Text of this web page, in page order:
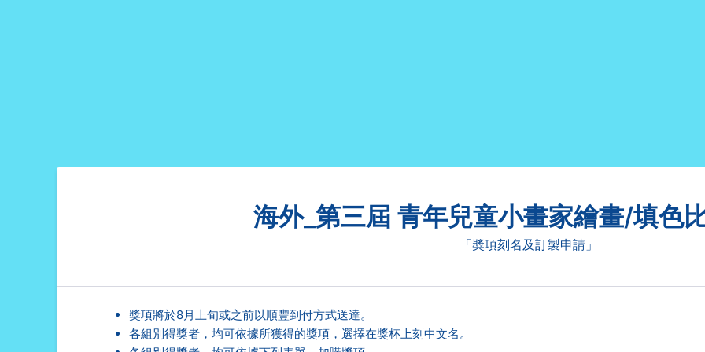
海外_第三屆 青年兒童小畫家繪畫/填色
「奬項刻名及訂製申請」
獎項將於8月上旬或之前以順豐到付方式送達。
各組別得獎者，均可依據所獲得的獎項，選擇在獎杯上刻中文名。